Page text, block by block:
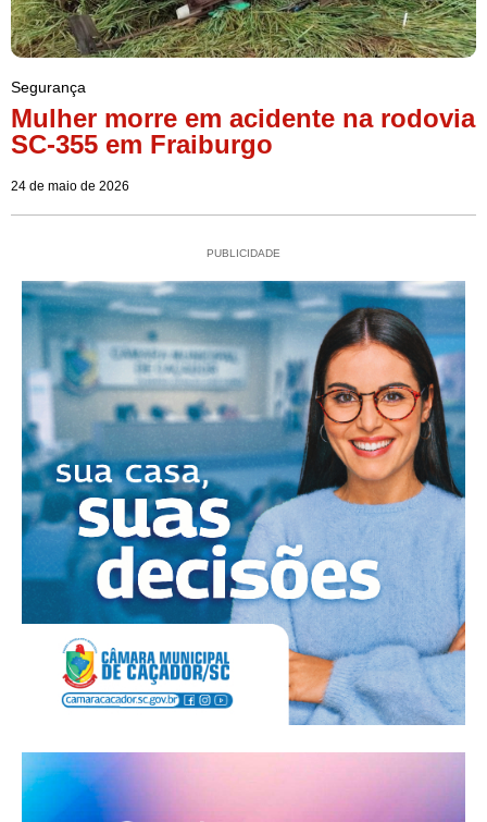
Segurança
Mulher morre em acidente na rodovia
SC-355 em Fraiburgo
24 de maio de 2026
PUBLICIDADE